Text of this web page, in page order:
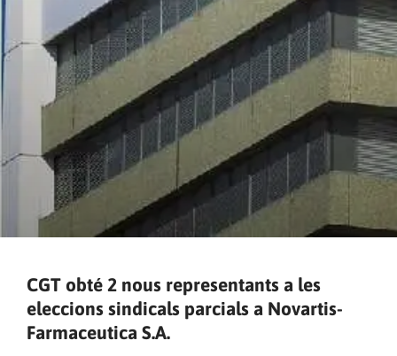
CGT obté 2 nous representants a les
eleccions sindicals parcials a Novartis-
Farmaceutica S.A.